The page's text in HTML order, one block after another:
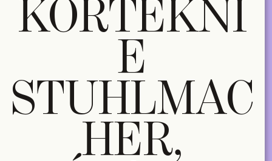
KORTEKNI
E
STUHLMAC
HER,